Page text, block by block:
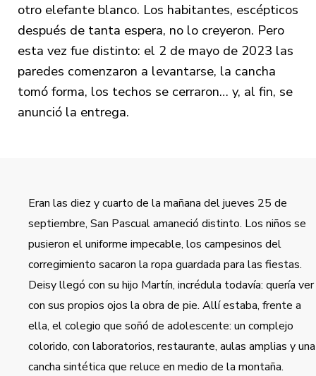
otro elefante blanco. Los habitantes, escépticos
después de tanta espera, no lo creyeron. Pero
esta vez fue distinto: el 2 de mayo de 2023 las
paredes comenzaron a levantarse, la cancha
tomó forma, los techos se cerraron… y, al fin, se
anunció la entrega.
Eran las diez y cuarto de la mañana del jueves 25 de
septiembre, San Pascual amaneció distinto. Los niños se
pusieron el uniforme impecable, los campesinos del
corregimiento sacaron la ropa guardada para las fiestas.
Deisy llegó con su hijo Martín, incrédula todavía: quería ver
con sus propios ojos la obra de pie. Allí estaba, frente a
ella, el colegio que soñó de adolescente: un complejo
colorido, con laboratorios, restaurante, aulas amplias y una
cancha sintética que reluce en medio de la montaña.